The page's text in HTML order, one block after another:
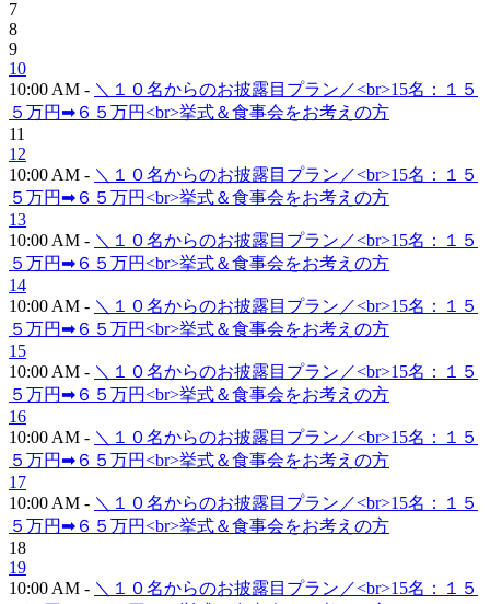
7
8
9
10
10:00 AM - ＼１０名からのお披露目プラン／<br>15名：１５
５万円➡６５万円<br>挙式＆食事会をお考えの方
11
12
10:00 AM - ＼１０名からのお披露目プラン／<br>15名：１５
５万円➡６５万円<br>挙式＆食事会をお考えの方
13
10:00 AM - ＼１０名からのお披露目プラン／<br>15名：１５
５万円➡６５万円<br>挙式＆食事会をお考えの方
14
10:00 AM - ＼１０名からのお披露目プラン／<br>15名：１５
５万円➡６５万円<br>挙式＆食事会をお考えの方
15
10:00 AM - ＼１０名からのお披露目プラン／<br>15名：１５
５万円➡６５万円<br>挙式＆食事会をお考えの方
16
10:00 AM - ＼１０名からのお披露目プラン／<br>15名：１５
５万円➡６５万円<br>挙式＆食事会をお考えの方
17
10:00 AM - ＼１０名からのお披露目プラン／<br>15名：１５
５万円➡６５万円<br>挙式＆食事会をお考えの方
18
19
10:00 AM - ＼１０名からのお披露目プラン／<br>15名：１５